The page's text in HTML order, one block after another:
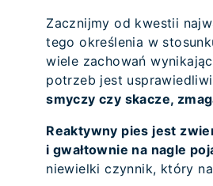
Zacznijmy od kwestii
tego określenia w
wiele zachowań
potrzeb jest
smyczy czy skacze,
Reaktywny pies jest
i gwałtownie na nagle
niewielki czynnik, który